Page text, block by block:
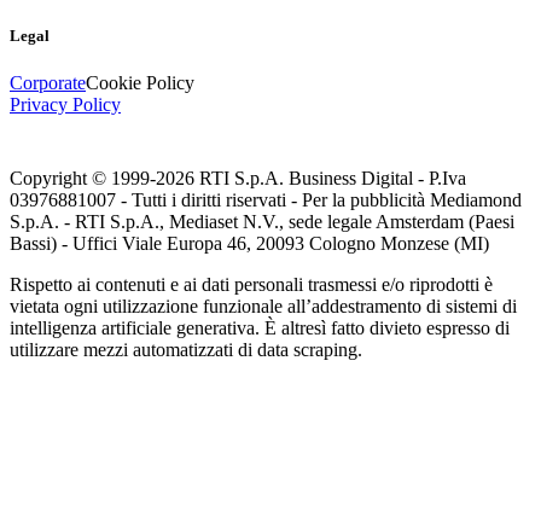
Legal
CorporateCookie Policy
Privacy Policy
Copyright © 1999-2026 RTI S.p.A. Business Digital - P.Iva
03976881007 - Tutti i diritti riservati - Per la pubblicità Mediamond
S.p.A. - RTI S.p.A., Mediaset N.V., sede legale Amsterdam (Paesi
Bassi) - Uffici Viale Europa 46, 20093 Cologno Monzese (MI)
Rispetto ai contenuti e ai dati personali trasmessi e/o riprodotti è
vietata ogni utilizzazione funzionale all’addestramento di sistemi di
intelligenza artificiale generativa. È altresì fatto divieto espresso di
utilizzare mezzi automatizzati di data scraping.